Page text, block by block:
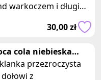
warkoczem i długimi
30,00 zł
cola niebieska
Londyn 2012
przezroczysta
z